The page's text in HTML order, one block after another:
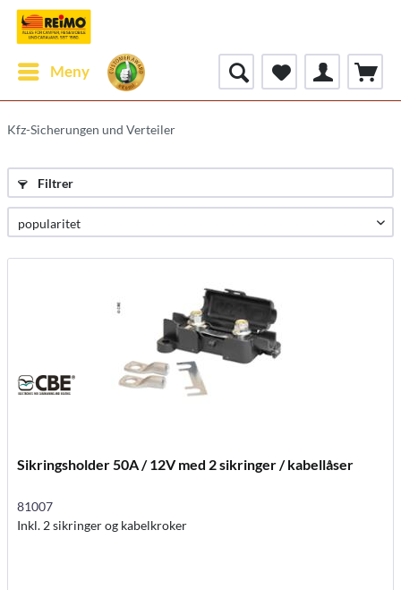
Meny
Kfz-Sicherungen und Verteiler
Filtrer
Sikringsholder 50A / 12V med 2 sikringer / kabellåser
81007
Inkl. 2 sikringer og kabelkroker